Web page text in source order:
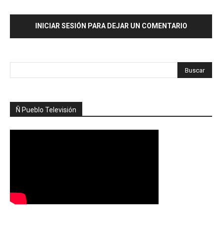
INICIAR SESIÓN PARA DEJAR UN COMENTARIO
Ñ Pueblo Televisión